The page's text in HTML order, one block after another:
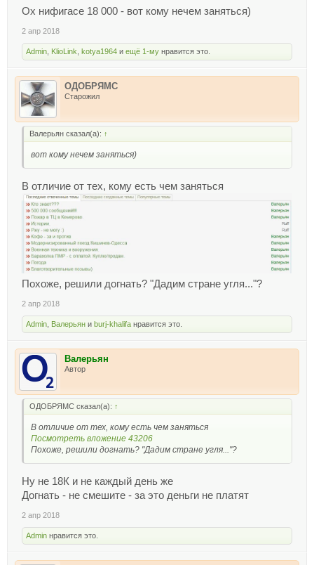
Ох нифигасе 18 000 - вот кому нечем заняться)
2 апр 2018
Admin KlioLink kotya1964 и ещё 1-му нравится это.
ОДОБРЯМС
Старожил
Валерьян сказал(а): ↑
вот кому нечем заняться)
В отличие от тех, кому есть чем заняться
Похоже, решили догнать? "Дадим стране угля..."?
2 апр 2018
Admin Валерьян и burj-khalifa нравится это.
Валерьян
Автор
ОДОБРЯМС сказал(а): ↑
В отличие от тех, кому есть чем заняться
Посмотреть вложение 43206
Похоже, решили догнать? "Дадим стране угля..."?
Ну не 18К и не каждый день же
Догнать - не смешите - за это деньги не платят
2 апр 2018
Admin нравится это.